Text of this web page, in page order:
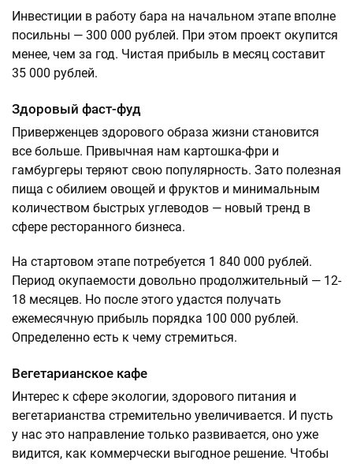
Инвестиции в работу бара на начальном этапе вполне
посильны — 300 000 рублей. При этом проект окупится
менее, чем за год. Чистая прибыль в месяц составит
35 000 рублей.
Здоровый фаст-фуд
Приверженцев здорового образа жизни становится
все больше. Привычная нам картошка-фри и
гамбургеры теряют свою популярность. Зато полезная
пища с обилием овощей и фруктов и минимальным
количеством быстрых углеводов — новый тренд в
сфере ресторанного бизнеса.
На стартовом этапе потребуется 1 840 000 рублей.
Период окупаемости довольно продолжительный — 12-
18 месяцев. Но после этого удастся получать
ежемесячную прибыль порядка 100 000 рублей.
Определенно есть к чему стремиться.
Вегетарианское кафе
Интерес к сфере экологии, здорового питания и
вегетарианства стремительно увеличивается. И пусть
у нас это направление только развивается, оно уже
видится, как коммерчески выгодное решение. Чтобы